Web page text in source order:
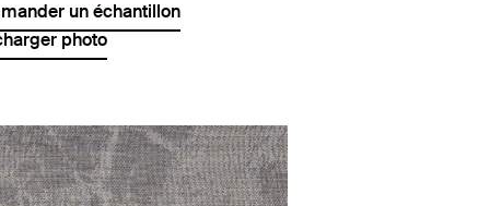
un échantillon
photo